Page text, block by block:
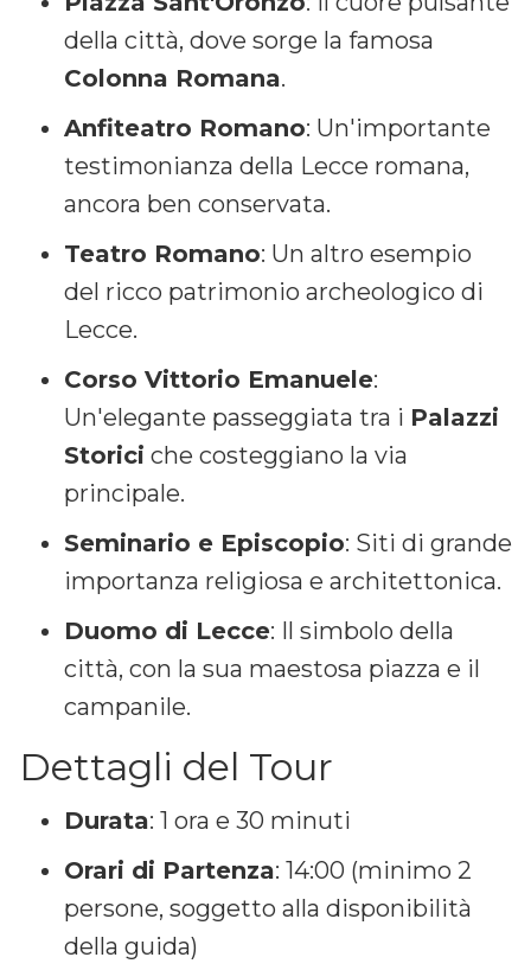
della città, dove sorge la famosa
Colonna Romana.
Anfiteatro Romano: Un'importante
testimonianza della Lecce romana,
ancora ben conservata.
Teatro Romano: Un altro esempio
del ricco patrimonio archeologico di
Lecce.
Corso Vittorio Emanuele:
Un'elegante passeggiata tra i Palazzi
Storici che costeggiano la via
principale.
Seminario e Episcopio: Siti di grande
importanza religiosa e architettonica.
Duomo di Lecce: Il simbolo della
città, con la sua maestosa piazza e il
campanile.
Dettagli del Tour
Durata: 1 ora e 30 minuti
Orari di Partenza: 14:00 (minimo 2
persone, soggetto alla disponibilità
della guida)